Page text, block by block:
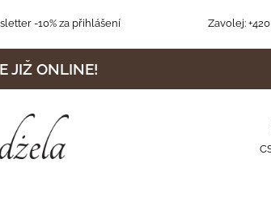
-10% za přihlášení Zavolej:
JIŽ ONLINE!